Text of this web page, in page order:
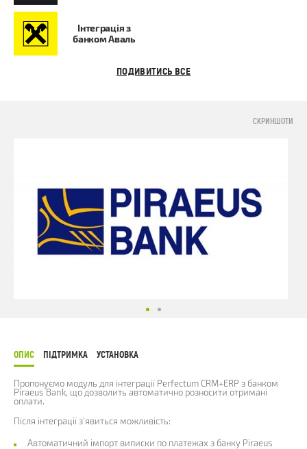
Інтеграція з
банком Аваль
ПОДИВИТИСЬ ВСЕ
СКРИНШОТИ
ОПИС ПІДТРИМКА УСТАНОВКА
Пропонуємо модуль для інтеграції Perfectum CRM+ERP з банком
Piraeus Bank, що дозволить автоматично розносити отримані
оплати.
Після інтеграції з'явиться можливість:
Автоматичний імпорт виписки по платежах з банку Piraeus